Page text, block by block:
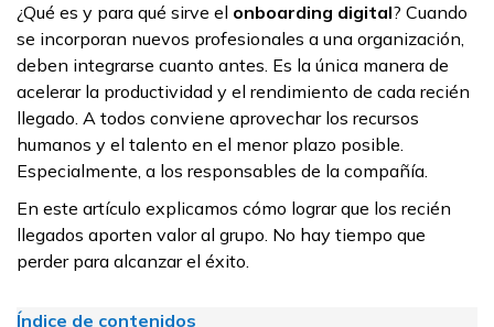
¿Qué es y para qué sirve el onboarding digital? Cuando
se incorporan nuevos profesionales a una organización,
deben integrarse cuanto antes. Es la única manera de
acelerar la productividad y el rendimiento de cada recién
llegado. A todos conviene aprovechar los recursos
humanos y el talento en el menor plazo posible.
Especialmente, a los responsables de la compañía.
En este artículo explicamos cómo lograr que los recién
llegados aporten valor al grupo. No hay tiempo que
perder para alcanzar el éxito.
Índice de contenidos